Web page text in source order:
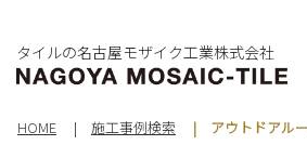
タイルの名古屋モザイク工業株式会社
HOME 施工事例検索 アウトドアル